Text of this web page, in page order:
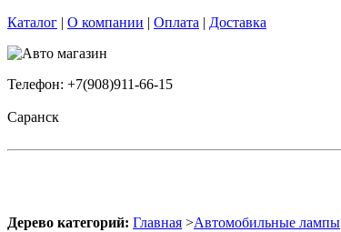
Каталог | О компании | Оплата | Доставка
Телефон: +7(908)911-66-15
Саранск
Дерево категорий: Главная >Автомобильные лампы